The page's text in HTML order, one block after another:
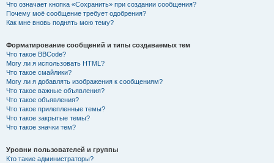
Что означает кнопка «Сохранить» при создании сообщения?
Почему моё сообщение требует одобрения?
Как мне вновь поднять мою тему?
Форматирование сообщений и типы создаваемых тем
Что такое BBCode?
Могу ли я использовать HTML?
Что такое смайлики?
Могу ли я добавлять изображения к сообщениям?
Что такое важные объявления?
Что такое объявления?
Что такое прилепленные темы?
Что такое закрытые темы?
Что такое значки тем?
Уровни пользователей и группы
Кто такие администраторы?